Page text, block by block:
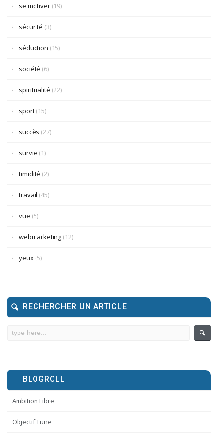
se motiver (19)
sécurité (3)
séduction (15)
société (6)
spiritualité (22)
sport (15)
succès (27)
survie (1)
timidité (2)
travail (45)
vue (5)
webmarketing (12)
yeux (5)
RECHERCHER UN ARTICLE
BLOGROLL
Ambition Libre
Objectif Tune